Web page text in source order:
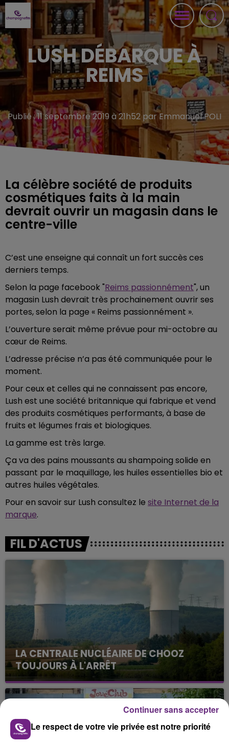
LUSH DÉBARQUE À
REIMS
Publié : 11 septembre 2019 à 21h52 par Emmanuel POLI
La célèbre société de produits
cosmétiques faits à la main
devrait ouvrir un magasin dans le
centre-ville
C’est une enseigne qui connaît un fort succès ces
derniers temps.
Selon la page facebook "Reims passionnément", un
magasin Lush devrait très prochainement ouvrir ses
portes, selon la page « Reims passionnément ».
L’ouverture serait même prévue pour mi-octobre au
cœur de Reims.
L’adresse précise n’a pas été communiquée pour le
moment.
Pour ceux et celles qui ne connaissent pas encore,
Lush est une société britannique qui fabrique et vend
des produits cosmétiques performants, à base de
fruits et légumes frais et biologiques.
La gamme est très large.
Ça va des pains moussants au shampoing solide en
passant par le maquillage, les huiles essentielles bio et
autres huiles végétales.
Pour en savoir sur Lush consultez le site Internet de la
marque.
FIL D'ACTUS
LA CENTRALE NUCLÉAIRE DE CHOOZ
TOUJOURS À L'ARRÊT
Cela fait déjà une semaine que la centrale
nucléaire ardennaise est à l'arrêt. Une situation
Le respect de votre vie privée est notre priorité
Continuer sans accepter